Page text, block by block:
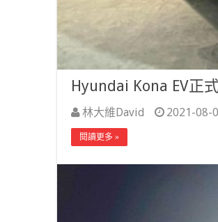
Hyundai Kona EV正
林大維David 2021-08-
閱讀更多 »